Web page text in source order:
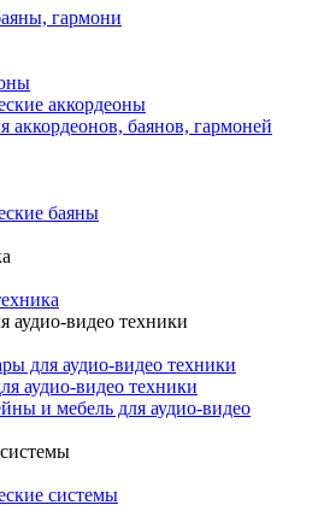
гармони
аккордеоны
аккордеонов, баянов, гармоней
баяны
аудио-видео техники
для аудио-видео техники
аудио-видео техники
и мебель для аудио-видео
системы